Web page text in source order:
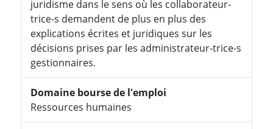
juridisme dans le sens où les collaborateur-
trice-s demandent de plus en plus des
explications écrites et juridiques sur les
décisions prises par les administrateur-trice-s
gestionnaires.
Domaine bourse de l'emploi
Ressources humaines